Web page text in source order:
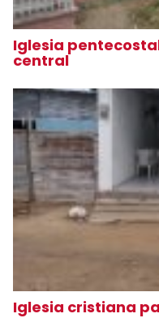
Iglesia
central
Iglesia cristiana